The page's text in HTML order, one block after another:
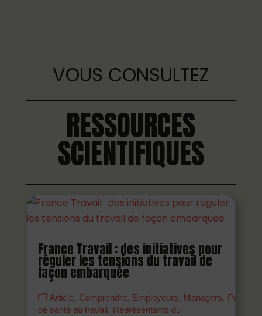
VOUS CONSULTEZ
RESSOURCES
SCIENTIFIQUES
France Travail : des initiatives pour
réguler les tensions du travail de
façon embarquée
Article Comprendre Employeurs Managers
Prévenir
de santé au travail
Représentants du